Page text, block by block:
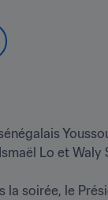
Lo et Waly
la soirée, le